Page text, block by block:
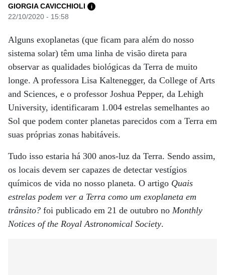
GIORGIA CAVICCHIOLI i
22/10/2020 - 15:58
Alguns exoplanetas (que ficam para além do nosso
sistema solar) têm uma linha de visão direta para
observar as qualidades biológicas da Terra de muito
longe. A professora Lisa Kaltenegger, da College of Arts
and Sciences, e o professor Joshua Pepper, da Lehigh
University, identificaram 1.004 estrelas semelhantes ao
Sol que podem conter planetas parecidos com a Terra em
suas próprias zonas habitáveis.
Tudo isso estaria há 300 anos-luz da Terra. Sendo assim,
os locais devem ser capazes de detectar vestígios
químicos de vida no nosso planeta. O artigo Quais
estrelas podem ver a Terra como um exoplaneta em
trânsito? foi publicado em 21 de outubro no Monthly
Notices of the Royal Astronomical Society.